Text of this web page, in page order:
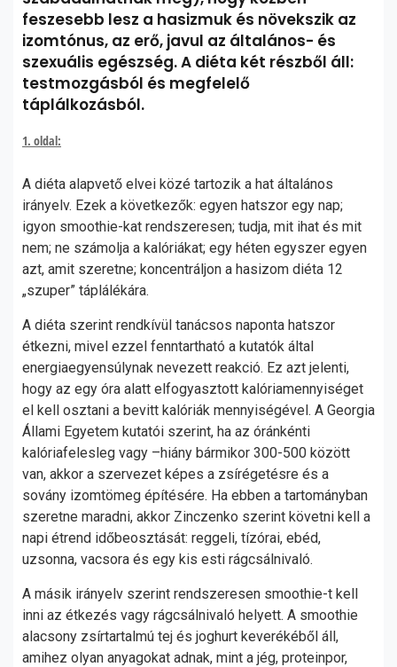
feszesebb lesz a hasizmuk és növekszik az
izomtónus, az erő, javul az általános- és
szexuális egészség. A diéta két részből áll:
testmozgásból és megfelelő
táplálkozásból.
1. oldal:
A diéta alapvető elvei közé tartozik a hat általános
irányelv. Ezek a következők: egyen hatszor egy nap;
igyon smoothie-kat rendszeresen; tudja, mit ihat és mit
nem; ne számolja a kalóriákat; egy héten egyszer egyen
azt, amit szeretne; koncentráljon a hasizom diéta 12
„szuper” táplálékára.
A diéta szerint rendkívül tanácsos naponta hatszor
étkezni, mivel ezzel fenntartható a kutatók által
energiaegyensúlynak nevezett reakció. Ez azt jelenti,
hogy az egy óra alatt elfogyasztott kalóriamennyiséget
el kell osztani a bevitt kalóriák mennyiségével. A Georgia
Állami Egyetem kutatói szerint, ha az óránkénti
kalóriafelesleg vagy –hiány bármikor 300-500 között
van, akkor a szervezet képes a zsírégetésre és a
sovány izomtömeg építésére. Ha ebben a tartományban
szeretne maradni, akkor Zinczenko szerint követni kell a
napi étrend időbeosztását: reggeli, tízórai, ebéd,
uzsonna, vacsora és egy kis esti rágcsálnivaló.
A másik irányelv szerint rendszeresen smoothie-t kell
inni az étkezés vagy rágcsálnivaló helyett. A smoothie
alacsony zsírtartalmú tej és joghurt keverékéből áll,
amihez olyan anyagokat adnak, mint a jég, proteinpor,